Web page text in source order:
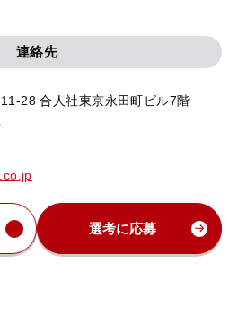
連絡先
28 合人社東京永田町ビル7階
選考に応募